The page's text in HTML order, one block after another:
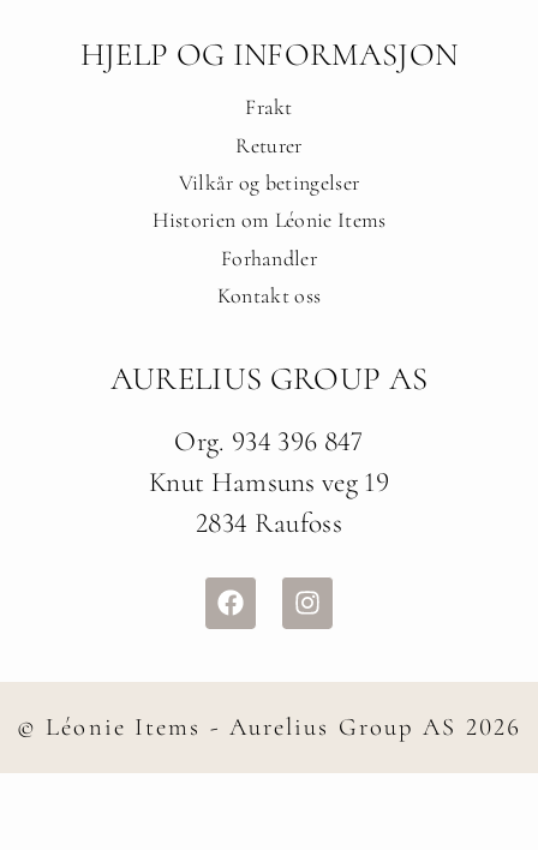
HJELP OG INFORMASJON
Frakt
Returer
Vilkår og betingelser
Historien om Léonie Items
Forhandler
Kontakt oss
AURELIUS GROUP AS
Org. 934 396 847
Knut Hamsuns veg 19
2834 Raufoss
© Léonie Items - Aurelius Group AS 2026